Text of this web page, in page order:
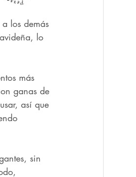
los demás
lo
más
ganas de
así que
sin